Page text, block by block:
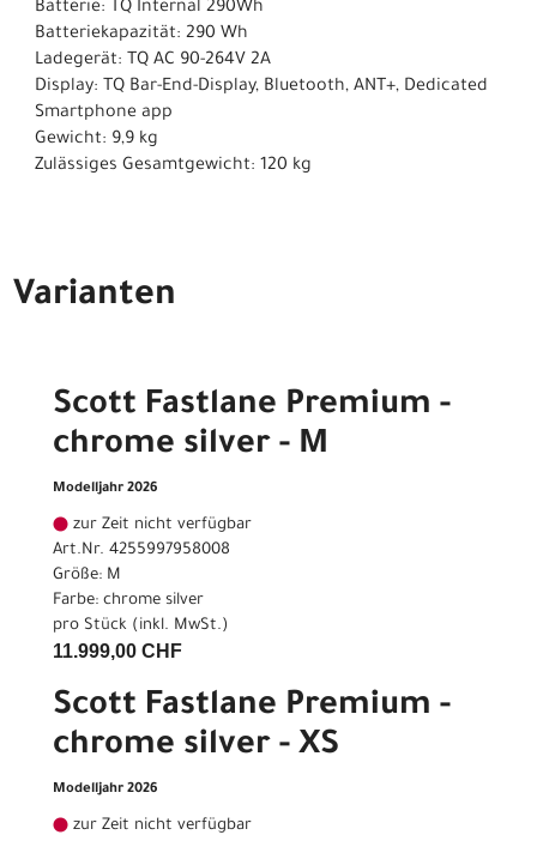
Batterie: TQ Internal 290Wh
Batteriekapazität: 290 Wh
Ladegerät: TQ AC 90-264V 2A
Display: TQ Bar-End-Display, Bluetooth, ANT+, Dedicated
Smartphone app
Gewicht: 9,9 kg
Zulässiges Gesamtgewicht: 120 kg
Varianten
Scott Fastlane Premium -
chrome silver - M
Modelljahr 2026
zur Zeit nicht verfügbar
Art.Nr. 4255997958008
Größe: M
Farbe: chrome silver
pro Stück (inkl. MwSt.)
11.999,00 CHF
Scott Fastlane Premium -
chrome silver - XS
Modelljahr 2026
zur Zeit nicht verfügbar